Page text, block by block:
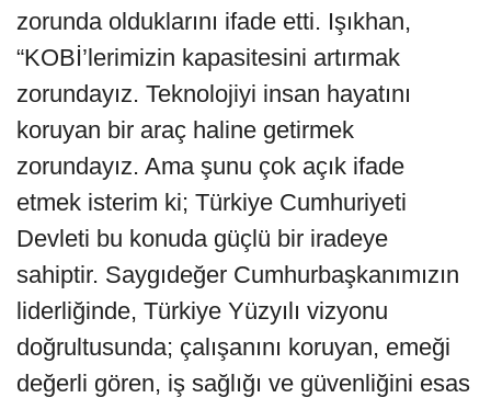
zorunda olduklarını ifade etti. Işıkhan,
“KOBİ’lerimizin kapasitesini artırmak
zorundayız. Teknolojiyi insan hayatını
koruyan bir araç haline getirmek
zorundayız. Ama şunu çok açık ifade
etmek isterim ki; Türkiye Cumhuriyeti
Devleti bu konuda güçlü bir iradeye
sahiptir. Saygıdeğer Cumhurbaşkanımızın
liderliğinde, Türkiye Yüzyılı vizyonu
doğrultusunda; çalışanını koruyan, emeği
değerli gören, iş sağlığı ve güvenliğini esas